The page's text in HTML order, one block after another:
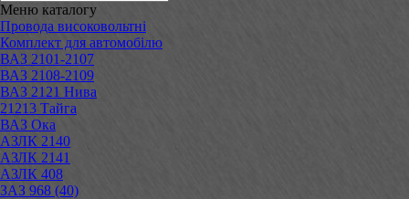
Меню каталогу
Провода високовольтні
Комплект для автомобілю
ВАЗ 2101-2107
ВАЗ 2108-2109
ВАЗ 2121 Нива
21213 Тайга
ВАЗ Ока
АЗЛК 2140
АЗЛК 2141
АЗЛК 408
ЗАЗ 968 (40)